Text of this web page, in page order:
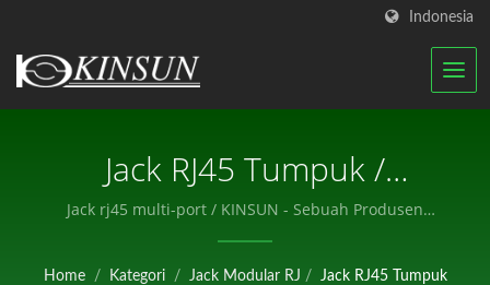
Indonesia
Jack RJ45 Tumpuk /
KINSUN - Sebuah
Produsen Profesional
Jack rj45 multi-port / KINSUN - Sebuah Produsen
Profesional Komponen Elektronik.
Home / Kategori / Jack Modular RJ / Jack RJ45 Tumpuk